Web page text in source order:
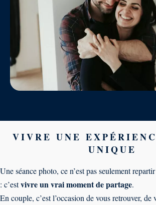
VIVRE UNE
UNIQUE
Une séance photo, ce n’est pas seulement
: c’estvivre un vrai moment de partage.
En couple, c’est l’occasion de vous retrouver, de